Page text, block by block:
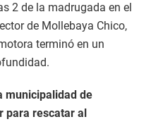
2 de la madrugada en el
de Mollebaya Chico,
terminó en un
municipalidad de
para rescatar al